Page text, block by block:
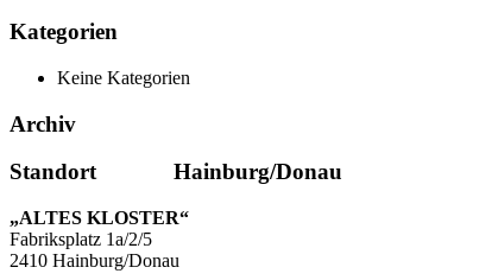
Kategorien
Keine Kategorien
Archiv
Standort Hainburg/Donau
„ALTES KLOSTER“
Fabriksplatz 1a/2/5
2410 Hainburg/Donau